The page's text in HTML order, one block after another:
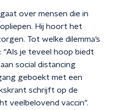
over mensen die in
Hij hoort het
Tot welke dilemma’s
“Als je teveel hoop biedt
social distancing
geboekt met een
schrijft op de
veelbelovend vaccin”.